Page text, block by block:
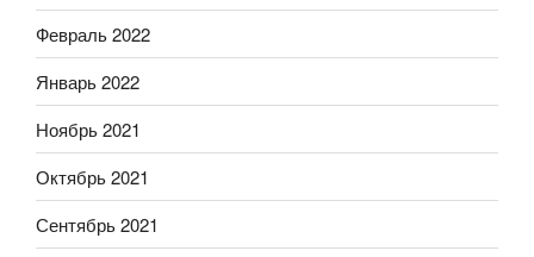
Февраль 2022
Январь 2022
Ноябрь 2021
Октябрь 2021
Сентябрь 2021